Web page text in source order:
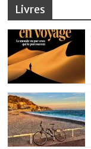
Livres